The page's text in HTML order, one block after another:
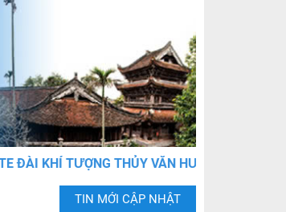
TƯỢNG THỦY VĂN HƯNG YÊN
TIN MỚI CẬP NHẬT